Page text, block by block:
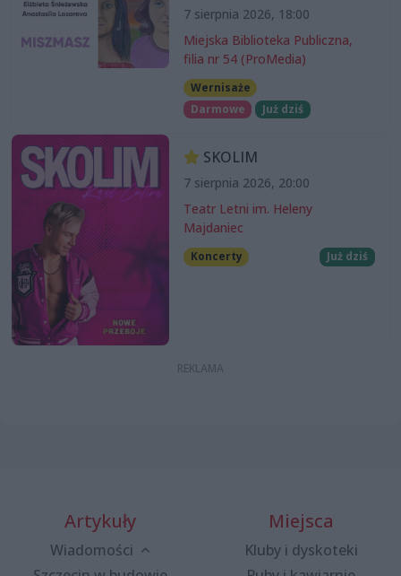
7 sierpnia 2026, 18:00
Miejska Biblioteka Publiczna,
filia nr 54 (ProMedia)
Wernisaże
Darmowe
Już dziś
SKOLIM
7 sierpnia 2026, 20:00
Teatr Letni im. Heleny
Majdaniec
Koncerty Już dziś
Artykuły
Wiadomości
Miejsca
Kluby i dyskoteki